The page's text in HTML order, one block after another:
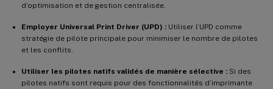
d’optimisation et de gestion centralisée.
Employer Universal Print Driver (UPD) : Utiliser l’UPD comme
stratégie de pilote principale pour minimiser le nombre de pilotes
et les conflits.
Utiliser les pilotes natifs validés de manière sélective : Si des
pilotes natifs sont requis pour des fonctionnalités d’imprimante